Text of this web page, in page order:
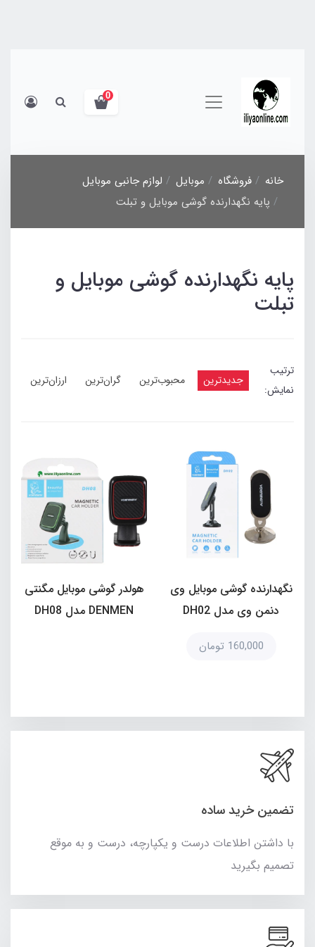
0
خانه فروشگاه موبایل
لوازم جانبی موبایل
پایه نگهدارنده گوشی موبایل و تبلت
پایه نگهدارنده گوشی موبایل و
تبلت
ترتیب
نمایش:
جدیدترین محبوب‌ترین گران‌ترین ارزان‌ترین
نگهدارنده گوشی موبایل وی
دنمن وی مدل DH02
160,000 تومان
هولدر گوشی موبایل مگنتی
DENMEN مدل DH08
تضمین خرید ساده
با داشتن اطلاعات درست و یکپارچه، درست و به موقع
تصمیم بگیرید